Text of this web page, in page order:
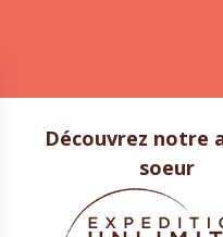
Découvrez notre
soeur